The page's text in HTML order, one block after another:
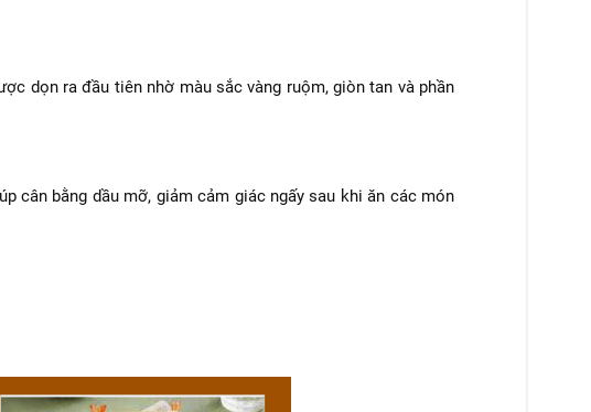
dọn ra đầu tiên nhờ màu sắc vàng ruộm, giòn tan và phần
cân bằng dầu mỡ, giảm cảm giác ngấy sau khi ăn các món